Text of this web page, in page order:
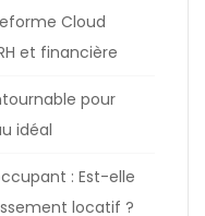
Cloud
et financière
pour
idéal
: Est-elle
locatif ?